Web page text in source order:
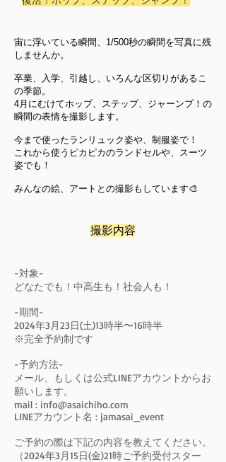
宙に浮いている瞬間、1/500秒の瞬間を写真に残
しませんか。
卒業、入学、引越し、いろんな区切りがあるこ
の季節。
4月にむけてホップ、ステップ、ジャーンプ！の
瞬間の表情を撮影します。
今まで使ったランリュック姿や、制服姿で！
これから使うピカピカのランドセルや、スーツ
姿でも！
みんなの絵、アートとの撮影もしています🎨
撮影内容
-対象-
どなたでも！中高生も！社会人も！
-期間-
2024年3月23日(土)13時半〜16時半
※完全予約制です
-予約方法-
メール、もしくは公式LINEアカウントからお
願いします。
mail : info@asaichiho.com
LINEアカウント名 : jamasai_event
ご予約の際は下記の内容を教えてください。
（2024年3月15日(金)21時ご予約受付スター